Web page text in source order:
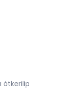
ótkerilip